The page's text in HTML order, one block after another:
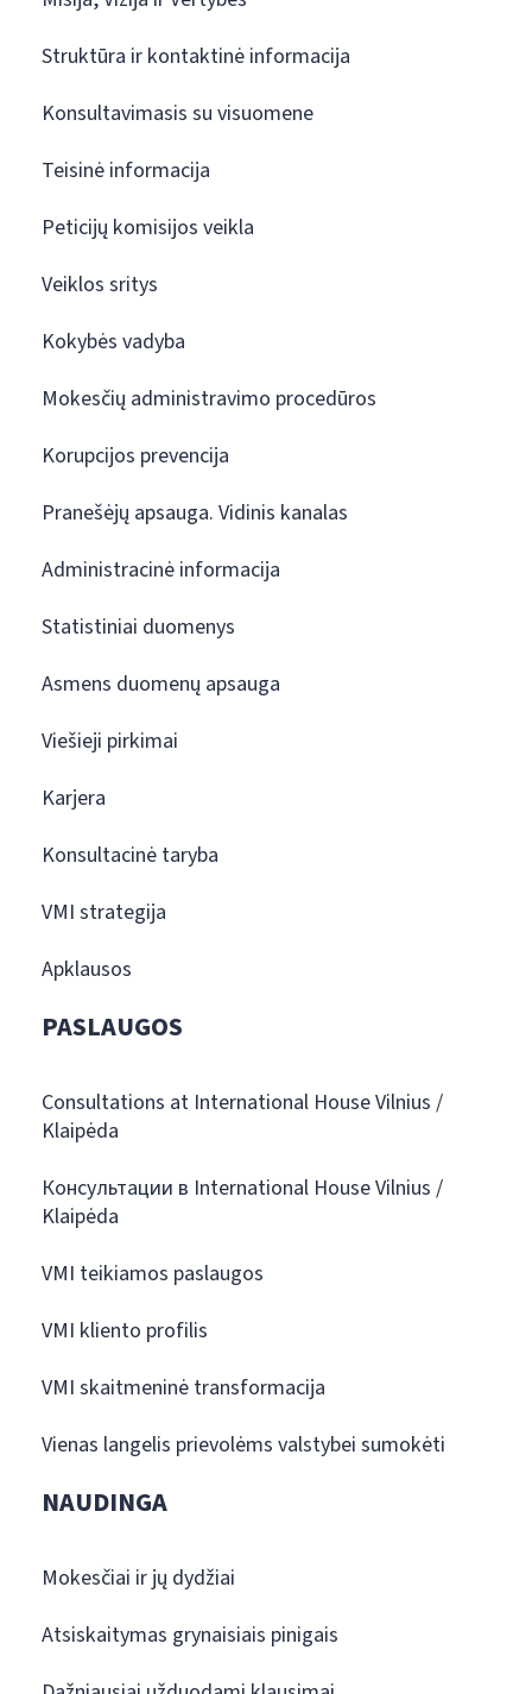
Struktūra ir kontaktinė informacija
Konsultavimasis su visuomene
Teisinė informacija
Peticijų komisijos veikla
Veiklos sritys
Kokybės vadyba
Mokesčių administravimo procedūros
Korupcijos prevencija
Pranešėjų apsauga. Vidinis kanalas
Administracinė informacija
Statistiniai duomenys
Asmens duomenų apsauga
Viešieji pirkimai
Karjera
Konsultacinė taryba
VMI strategija
Apklausos
PASLAUGOS
Consultations at International House Vilnius /
Klaipėda
Консультации в International House Vilnius /
Klaipėda
VMI teikiamos paslaugos
VMI kliento profilis
VMI skaitmeninė transformacija
Vienas langelis prievolėms valstybei sumokėti
NAUDINGA
Mokesčiai ir jų dydžiai
Atsiskaitymas grynaisiais pinigais